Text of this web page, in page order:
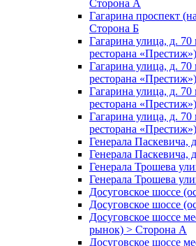
Сторона А
Гагарина проспект
Сторона Б
Гагарина улица, д.
ресторана
Гагарина улица, д.
ресторана
Гагарина улица, д.
ресторана
Гагарина улица, д.
ресторана
Генерала Паскевича,
Генерала Паскевича,
Генерала Трошева
Генерала Трошева
Досуговское шоссе
Досуговское шоссе
Досуговское шоссе
рынок) > Сторона А
Досуговское шоссе